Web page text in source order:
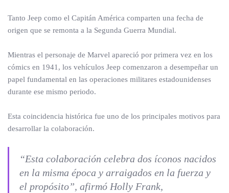
Tanto Jeep como el Capitán América comparten una fecha de
origen que se remonta a la Segunda Guerra Mundial.
Mientras el personaje de Marvel apareció por primera vez en los
cómics en 1941, los vehículos Jeep comenzaron a desempeñar un
papel fundamental en las operaciones militares estadounidenses
durante ese mismo periodo.
Esta coincidencia histórica fue uno de los principales motivos para
desarrollar la colaboración.
“Esta colaboración celebra dos íconos nacidos
en la misma época y arraigados en la fuerza y
el propósito”, afirmó Holly Frank,